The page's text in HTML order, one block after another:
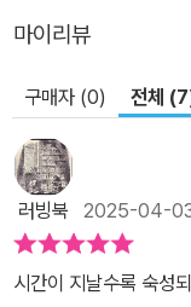
마이리뷰
구매자 (0) 전체
러빙북 2025-04-
시간이 지날수록 숙성